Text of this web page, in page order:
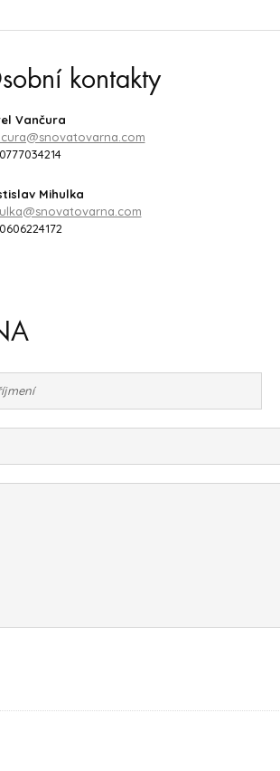
kontakty
Vančura
Mihulka